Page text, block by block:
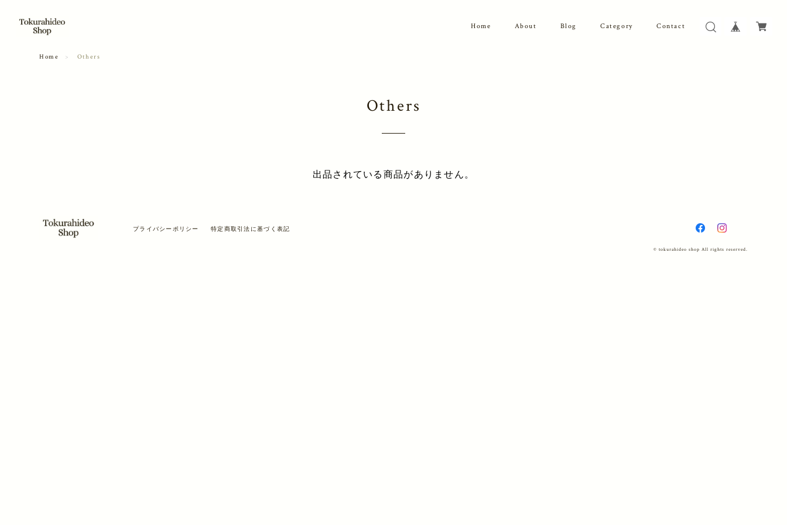
Home About Blog Category Contact
Home Others
Others
出品されている商品がありません。
プライバシーポリシー 特定商取引法に基づく表記
© tokurahideo shop All rights reserved.